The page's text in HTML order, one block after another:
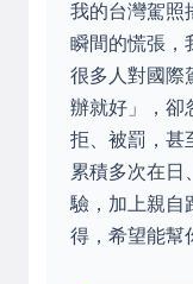
我的台灣駕照
瞬間的慌張，
很多人對國際
辦就好」，卻
拒、被罰，甚
累積多次在日
驗，加上親自
得，希望能幫